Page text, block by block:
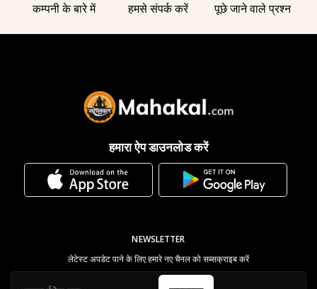
कम्पनी के बारे में हमसे संपर्क करें पूछे जाने वाले प्रश्न
हमारा ऐप डाउनलोड करें
NEWSLETTER
लेटेस्ट अपडेट पाने के लिए हमारे नए चैनल को सब्सक्राइब करें